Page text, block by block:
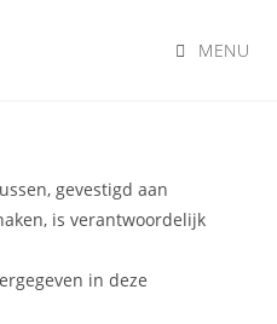
MENU
gevestigd aan
is verantwoordelijk
in deze